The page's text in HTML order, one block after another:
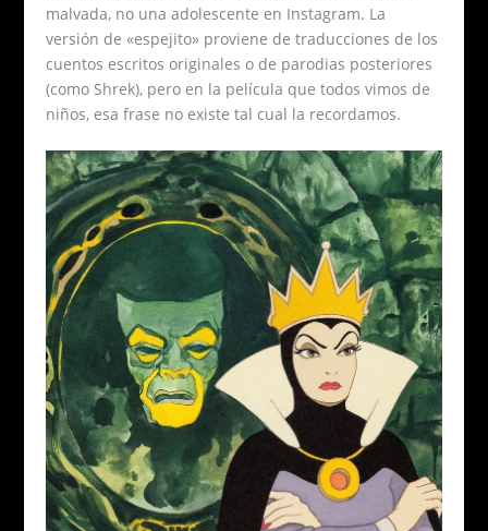
malvada, no una adolescente en Instagram. La
versión de «espejito» proviene de traducciones de los
cuentos escritos originales o de parodias posteriores
(como Shrek), pero en la película que todos vimos de
niños, esa frase no existe tal cual la recordamos.